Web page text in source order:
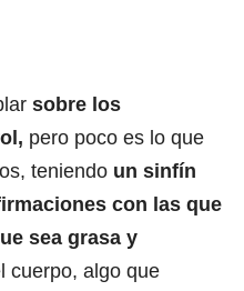
sobre los
pero poco es lo que
teniendo un sinfín
con las que
sea grasa y
cuerpo, algo que